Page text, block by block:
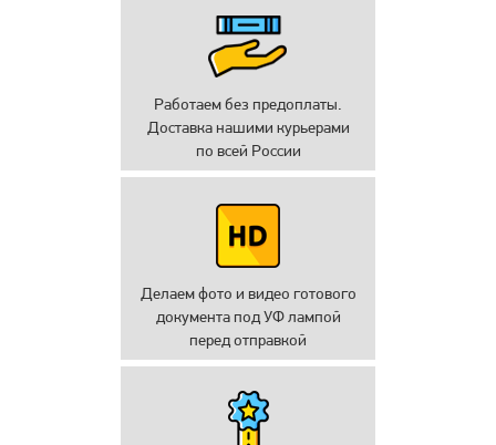
Работаем без предоплаты.
Доставка нашими курьерами
по всей России
Делаем фото и видео готового
документа под УФ лампой
перед отправкой